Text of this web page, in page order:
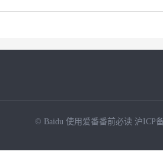
© Baidu 使用爱番番前必读 沪ICP